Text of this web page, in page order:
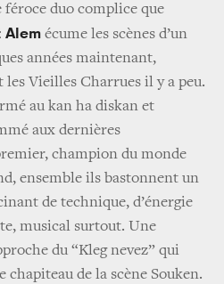
féroce duo complice que
Alem écume les scènes d’un
années maintenant,
Vieilles Charrues il y a peu.
au kan ha diskan et
aux dernières
champion du monde
ensemble ils bastonnent un
de technique, d’énergie
musical surtout. Une
du “Kleg nevez” qui
de la scène Souken.